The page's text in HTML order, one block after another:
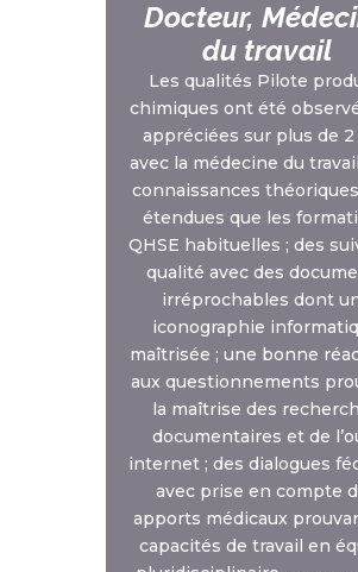
Docteur,
du travail
Les qualités Pilote
chimiques ont été
appréciées sur plus de 2
avec la médecine du
connaissances
étendues que les
QHSE habituelles ; des
qualité avec des
irréprochables dont
iconographie
maîtrisée ; une bonne
aux questionnements
la maîtrise des
documentaires et de
internet ; des dialogues
avec prise en compte
apports médicaux
capacités de travail en